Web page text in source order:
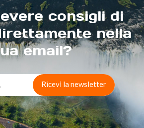
consigli di
nella
email?